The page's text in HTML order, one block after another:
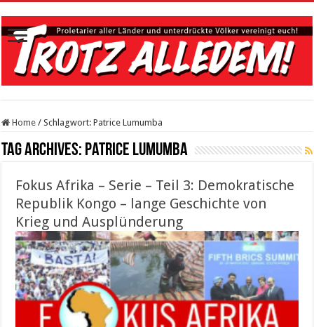
Home / Schlagwort:Patrice Lumumba
Tag Archives: Patrice Lumumba
Fokus Afrika – Serie – Teil 3: Demokratische
Republik Kongo – lange Geschichte von
Krieg und Ausplünderung